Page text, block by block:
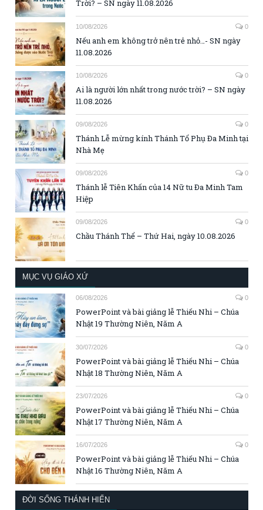
Trời? – SN ngày 11.08.2026
10/08/2026 0
Nếu anh em không trở nên trẻ nhỏ…- SN ngày
11.08.2026
10/08/2026 0
Ai là người lớn nhất trong nước trời? – SN ngày
11.08.2026
09/08/2026 0
Thánh Lễ mừng kính Thánh Tổ Phụ Đa Minh tại
Nhà Mẹ
09/08/2026 0
Thánh lễ Tiên Khấn của 14 Nữ tu Đa Minh Tam
Hiệp
09/08/2026 0
Chầu Thánh Thể – Thứ Hai, ngày 10.08.2026
MỤC VỤ GIÁO XỨ
06/08/2026 0
PowerPoint và bài giảng lễ Thiếu Nhi – Chúa
Nhật 19 Thường Niên, Năm A
30/07/2026 0
PowerPoint và bài giảng lễ Thiếu Nhi – Chúa
Nhật 18 Thường Niên, Năm A
23/07/2026 0
PowerPoint và bài giảng lễ Thiếu Nhi – Chúa
Nhật 17 Thường Niên, Năm A
16/07/2026 0
PowerPoint và bài giảng lễ Thiếu Nhi – Chúa
Nhật 16 Thường Niên, Năm A
ĐỜI SỐNG THÁNH HIẾN